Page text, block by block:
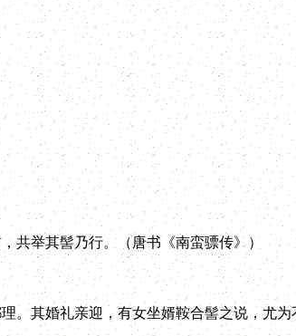
举其髻乃行。（唐书《南蛮骠传》）
其婚礼亲迎，有女坐婿鞍合髻之说，尤为